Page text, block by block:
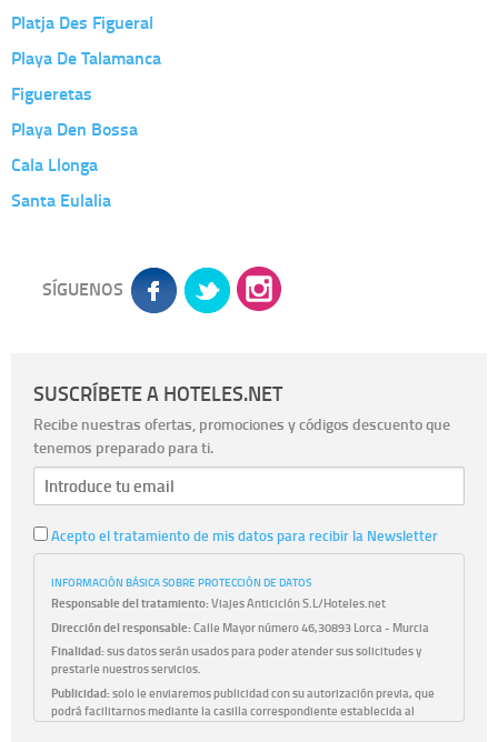
Platja Des Figueral
Playa De Talamanca
Figueretas
Playa Den Bossa
Cala Llonga
Santa Eulalia
SÍGUENOS
SUSCRÍBETE A HOTELES.NET
Recibe nuestras ofertas, promociones y códigos descuento que
tenemos preparado para ti.
Acepto el tratamiento de mis datos para recibir la Newsletter
INFORMACIÓN BÁSICA SOBRE PROTECCIÓN DE DATOS
Responsable del tratamiento:Viajes Anticiclón S.L/Hoteles.net
Dirección del responsable:Calle Mayor número 46,30893 Lorca - Murcia
Finalidad:sus datos serán usados para poder atender sus solicitudes y
prestarle nuestros servicios.
Publicidad:solo le enviaremos publicidad con su autorización previa, que
podrá facilitarnos mediante la casilla correspondiente establecida al